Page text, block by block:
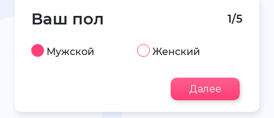
Ваш пол 1/5
Мужской Женский
Далее